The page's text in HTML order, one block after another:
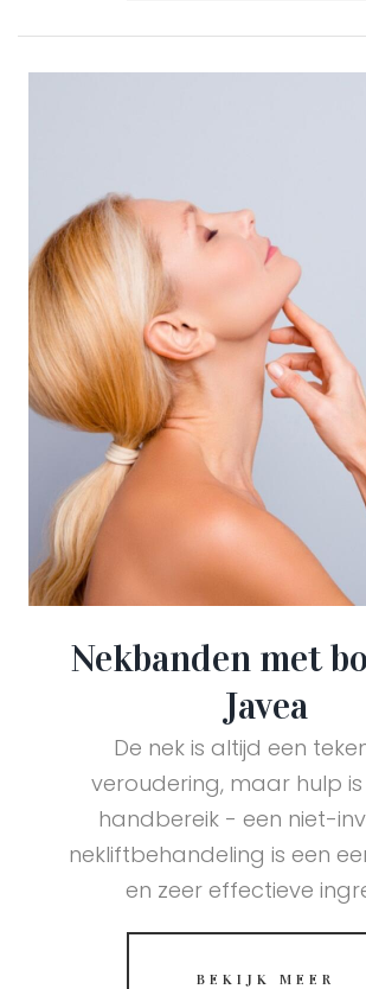
Nekbanden met
Javea
De nek is altijd een
veroudering, maar hulp
handbereik - een niet-
nekliftbehandeling is een
en zeer effectieve
BEKIJK MEER